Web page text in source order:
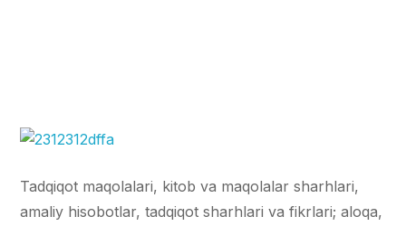
Tadqiqot maqolalari, kitob va maqolalar sharhlari,
amaliy hisobotlar, tadqiqot sharhlari va fikrlari; aloqa,